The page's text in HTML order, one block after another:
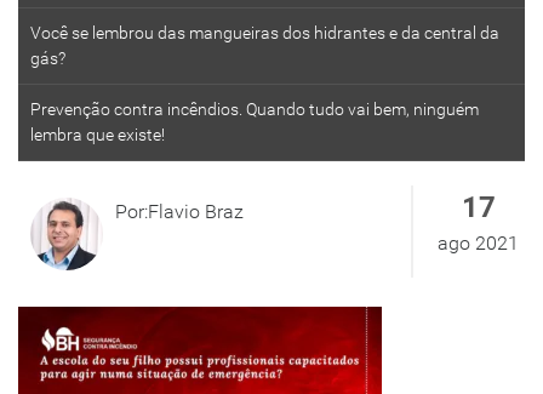
Você se lembrou das mangueiras dos hidrantes e da central da
gás?
Prevenção contra incêndios. Quando tudo vai bem, ninguém
lembra que existe!
Por:Flavio Braz 17
ago 2021